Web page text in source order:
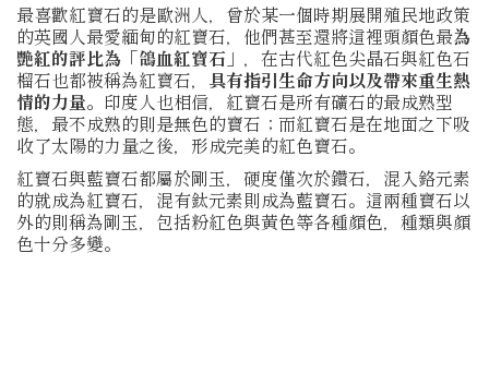
最喜歡紅寶石的是歐洲人，曾於某一個時期展開殖民地政策
的英國人最愛緬甸的紅寶石，他們甚至還將這裡頭顏色最為
艷紅的評比為「鴿血紅寶石」 ，在古代紅色尖晶石與紅色石
榴石也都被稱為紅寶石， 具有指引生命方向以及帶來重生熱
情的力量。 印度人也相信，紅寶石是所有礦石的最成熟型
態，最不成熟的則是無色的寶石；而紅寶石是在地面之下吸
收了太陽的力量之後，形成完美的紅色寶石。
紅寶石與藍寶石都屬於剛玉，硬度僅次於鑽石，混入鉻元素
的就成為紅寶石，混有鈦元素則成為藍寶石。這兩種寶石以
外的則稱為剛玉，包括粉紅色與黃色等各種顏色，種類與顏
色十分多變。